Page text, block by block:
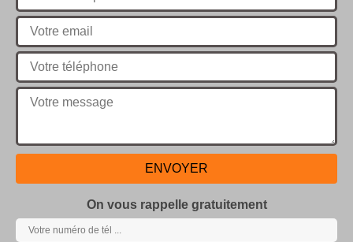
On vous rappelle gratuitement